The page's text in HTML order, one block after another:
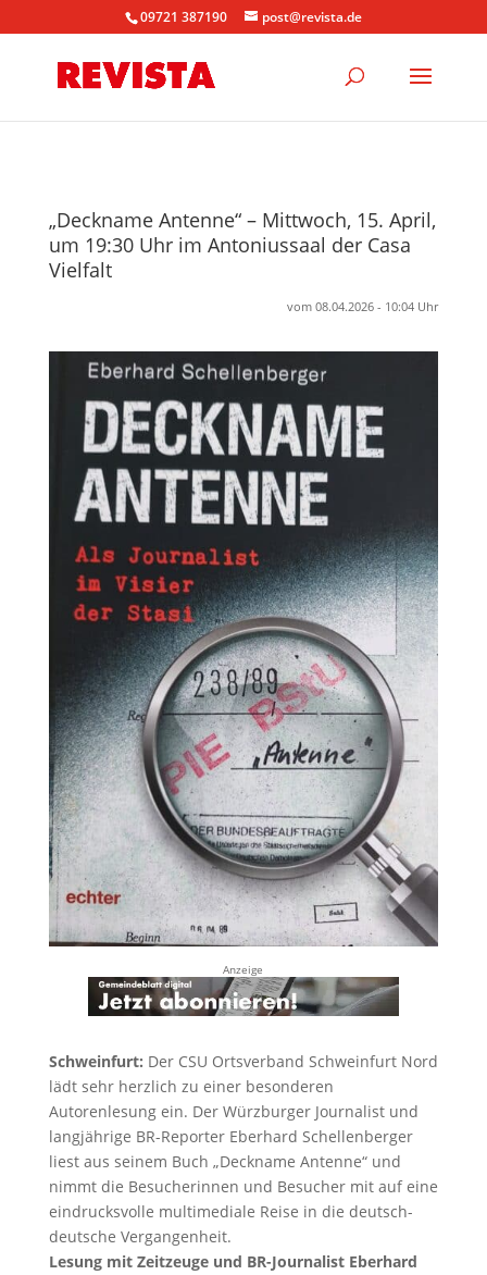
09721 387190 post@revista.de
„Deckname Antenne“ – Mittwoch, 15. April,
um 19:30 Uhr im Antoniussaal der Casa
Vielfalt
vom 08.04.2026 - 10:04 Uhr
Anzeige
Schweinfurt: Der CSU Ortsverband Schweinfurt Nord
lädt sehr herzlich zu einer besonderen
Autorenlesung ein. Der Würzburger Journalist und
langjährige BR-Reporter Eberhard Schellenberger
liest aus seinem Buch „Deckname Antenne“ und
nimmt die Besucherinnen und Besucher mit auf eine
eindrucksvolle multimediale Reise in die deutsch-
deutsche Vergangenheit.
Lesung mit Zeitzeuge und BR-Journalist Eberhard